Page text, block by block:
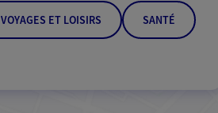
VOYAGES ET LOISIRS SANTÉ